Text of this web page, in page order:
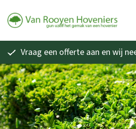
Vraag een offerte aan en wij